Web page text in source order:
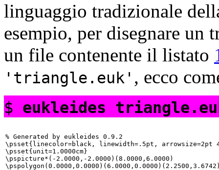
linguaggio tradizionale
esempio, per disegnare un
un file contenente il listato
triangle.euk , ecco
$ eukleides
% Generated by eukleides 0.9.2
\psset{linecolor=black, linewidth=.5pt, arrowsize=2pt
\psset{unit=1.0000cm}
\pspicture*(-2.0000,-2.0000)(8.0000,6.0000)